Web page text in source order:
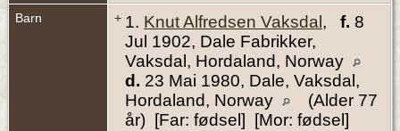
Barn + 1. Knut Alfredsen Vaksdal , f. 8
Jul 1902, Dale Fabrikker,
Vaksdal, Hordaland, Norway
d. 23 Mai 1980, Dale, Vaksdal,
Hordaland, Norway
(Alder 77
år) [Far: fødsel] [Mor: fødsel]